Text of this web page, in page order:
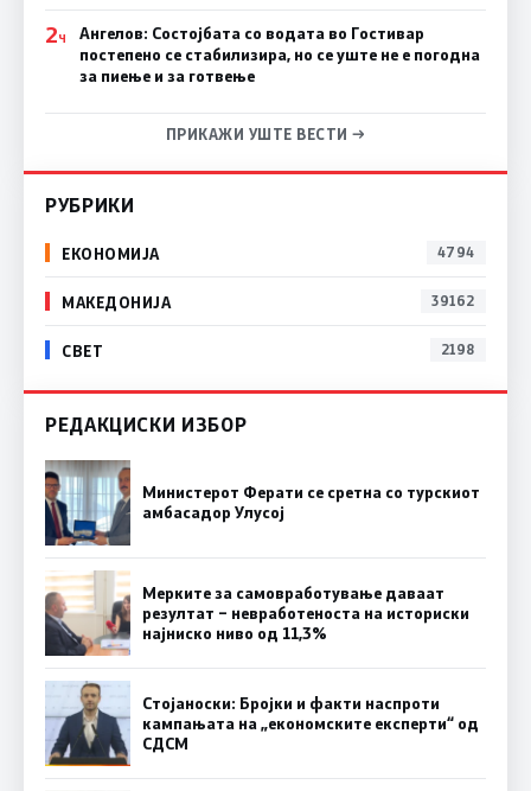
2Ч
Ангелов: Состојбата со водата во Гостивар
постепено се стабилизира, но се уште не е погодна
за пиење и за готвење
ПРИКАЖИ УШТЕ ВЕСТИ →
РУБРИКИ
ЕКОНОМИЈА 4794
МАКЕДОНИЈА 39162
СВЕТ 2198
РЕДАКЦИСКИ ИЗБОР
Министерот Ферати се сретна со турскиот
амбасадор Улусој
Мерките за самовработување даваат
резултат – невработеноста на историски
најниско ниво од 11,3%
Стојаноски: Бројки и факти наспроти
кампањата на „економските експерти“ од
СДСM